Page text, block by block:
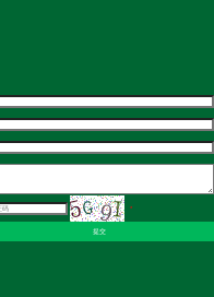
*
提交